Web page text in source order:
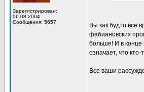
Зарегистрирован:
06.08.2004
Сообщения: 5657
Вы как будто всё
фабиановских
больше! И в конце
означает, что
Все ваши